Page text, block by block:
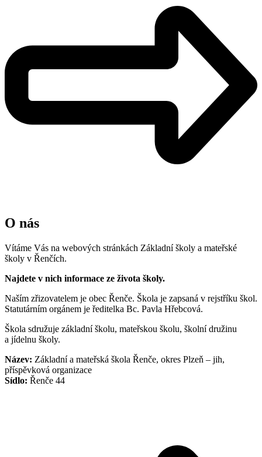
O nás
Vítáme Vás na webových stránkách Základní školy a mateřské
školy v Řenčích.
Najdete v nich informace ze života školy.
Naším zřizovatelem je obec Řenče. Škola je zapsaná v rejstříku škol.
Statutárním orgánem je ředitelka Bc. Pavla Hřebcová.
Škola sdružuje základní školu, mateřskou školu, školní družinu
a jídelnu školy.
Název: Základní a mateřská škola Řenče, okres Plzeň – jih,
příspěvková organizace
Sídlo: Řenče 44